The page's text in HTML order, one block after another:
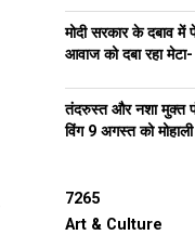
मोदी सरकार के दबाव
आवाज को दबा रहा
तंदरुस्त और नशा मुक्त
विंग 9 अगस्त को
7265
Art & Culture